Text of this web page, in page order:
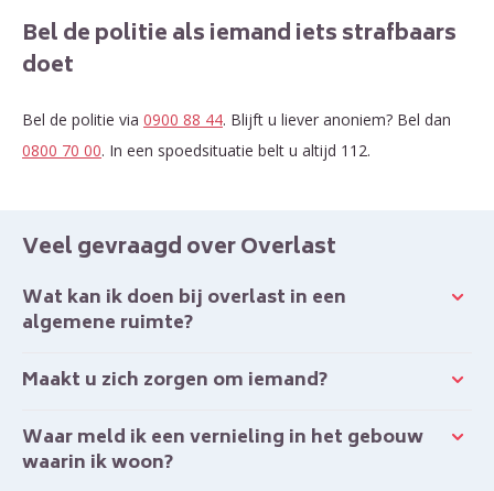
Bel de politie als iemand iets strafbaars
doet
Bel de politie via 0900 88 44. Blijft u liever anoniem? Bel dan
0800 70 00. In een spoedsituatie belt u altijd 112.
Veel gevraagd over Overlast
Wat kan ik doen bij overlast in een
algemene ruimte?
Maakt u zich zorgen om iemand?
Waar meld ik een vernieling in het gebouw
waarin ik woon?